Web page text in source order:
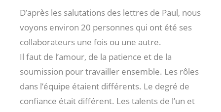
D’après les salutations des lettres de Paul, nous
voyons environ 20 personnes qui ont été ses
collaborateurs une fois ou une autre.
Il faut de l’amour, de la patience et de la
soumission pour travailler ensemble. Les rôles
dans l’équipe étaient différents. Le degré de
confiance était différent. Les talents de l’un et